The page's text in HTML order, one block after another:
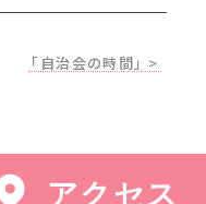
アクセス
「自治会の時間」 >